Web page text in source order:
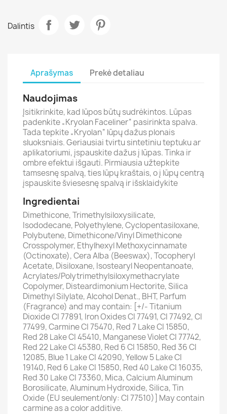
Dalintis
Aprašymas Prekė detaliau
Naudojimas
Įsitikrinkite, kad lūpos būtų sudrėkintos. Lūpas
padenkite „Kryolan Faceliner“ pasirinkta spalva.
Tada tepkite „Kryolan“ lūpų dažus plonais
sluoksniais. Geriausiai tvirtu sintetiniu teptuku ar
aplikatoriumi, įspauskite dažus į lūpas. Tinka ir
ombre efektui išgauti. Pirmiausia užtepkite
tamsesnę spalvą, ties lūpų kraštais, o į lūpų centrą
įspauskite šviesesnę spalvą ir išsklaidykite
Ingredientai
Dimethicone, Trimethylsiloxysilicate,
Isododecane, Polyethylene, Cyclopentasiloxane,
Polybutene, Dimethicone/Vinyl Dimethicone
Crosspolymer, Ethylhexyl Methoxycinnamate
(Octinoxate), Cera Alba (Beeswax), Tocopheryl
Acetate, Disiloxane, Isostearyl Neopentanoate,
Acrylates/Polytrimethylsiloxymethacrylate
Copolymer, Disteardimonium Hectorite, Silica
Dimethyl Silylate, Alcohol Denat., BHT, Parfum
(Fragrance) and may contain: [+/- Titanium
Dioxide CI 77891, Iron Oxides CI 77491, CI 77492, CI
77499, Carmine CI 75470, Red 7 Lake CI 15850,
Red 28 Lake CI 45410, Manganese Violet CI 77742,
Red 22 Lake CI 45380, Red 6 CI 15850, Red 36 CI
12085, Blue 1 Lake CI 42090, Yellow 5 Lake CI
19140, Red 6 Lake CI 15850, Red 40 Lake CI 16035,
Red 30 Lake CI 73360, Mica, Calcium Aluminum
Borosilicate, Aluminum Hydroxide, Silica, Tin
Oxide (EU seulement/only: CI 77510)] May contain
carmine as a color additive.